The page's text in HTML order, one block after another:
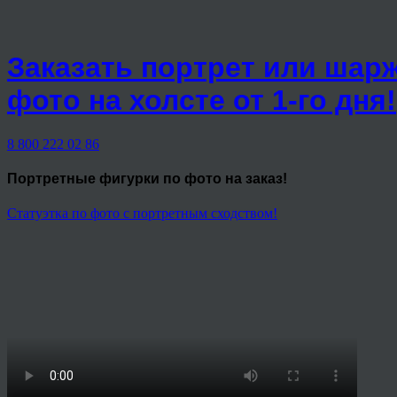
Заказать портрет или
фото на холсте от 1-го дня!
8 800 222 02 86
Портретные фигурки по фото на заказ!
Статуэтка по фото с портретным сходством!